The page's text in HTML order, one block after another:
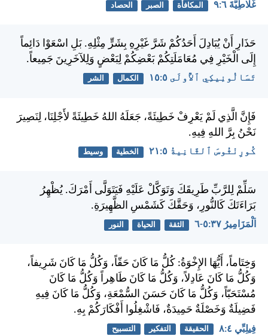
غَلَاطِيَّةَ ٦:‏٩ المكافأة الصبر الحصاد
حَذَارِ أَنْ يُبَادِلَ أَحَدُكُمْ شَرَّ غَيْرِهِ بِشَرٍّ مِثْلِهِ. بَلِ اسْعَوْا دَائِماً
إِلَى الْخَيْرِ فِي مُعَامَلَتِكُمْ بَعْضِكُمْ لِبَعْضٍ وَلِلآخَرِينَ جَمِيعاً.
تَسَالُونِيكِي ٱلأُولَى ٥:‏١٥ الكمال الشر
فَإِنَّ الَّذِي لَمْ يَعْرِفْ خَطِيئَةً، جَعَلَهُ اللهُ خَطِيئَةً لأَجْلِنَا، لِنَصِيرَ
نَحْنُ بِرَّ اللهِ فِيهِ.
كُورِنْثُوسَ ٱلثَّانِيةُ ٥:‏٢١ الخطية وسيط
سَلِّمْ لِلرَّبِّ طَرِيقَكَ وَتَوَكَّلْ عَلَيْهِ فَيَتَوَلَّى أَمْرَكَ. يُظْهِرُ
بَرَاءَتَكَ كَالنُّورِ، وَحَقَّكَ كَشَمْسِ الظَّهِيرَةِ.
اَلْمَزَامِيرُ ٣٧:‏٥-‏٦ الثقة الحياة النور
وَخِتَاماً، أَيُّهَا الإِخْوَةُ: كُلُّ مَا كَانَ حَقّاً، وَكُلُّ مَا كَانَ شَرِيفاً،
وَكُلُّ مَا كَانَ عَادِلاً، وَكُلُّ مَا كَانَ طَاهِراً وَكُلُّ مَا كَانَ
مُسْتَحَبّاً، وَكُلُّ مَا كَانَ حَسَنَ السُّمْعَةِ، وَكُلُّ مَا كَانَ فِيهِ
فَضِيلَةٌ وَخَصْلَةٌ حَمِيدَةٌ، فَاشْغِلُوا أَفْكَارَكُمْ بِهِ.
فِيلِبِّي ٤:‏٨ الحقيقة التفكير التسبيح